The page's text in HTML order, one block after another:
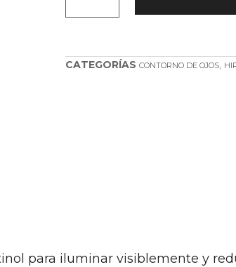
CATEGORÍAS CONTORNO DE OJOS,
para iluminar visiblemente y